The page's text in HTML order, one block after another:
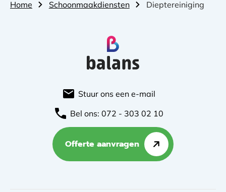
Home Schoonmaakdiensten Dieptereiniging
Stuur ons een e-mail
Bel ons: 072 - 303 02 10
Offerte aanvragen